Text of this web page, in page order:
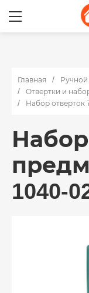
Главная
Отвертки и
Набор отверток
Набор
1040-